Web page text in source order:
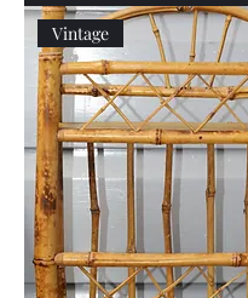
Vintage